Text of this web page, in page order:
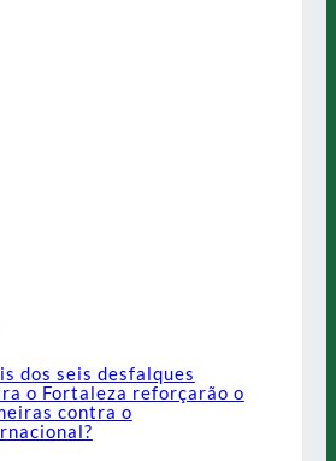
dos seis desfalques
o Fortaleza reforçarão o
contra o